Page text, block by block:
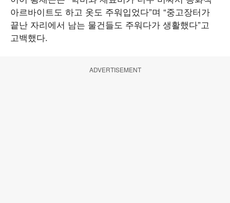
아르바이트도 하고 옷도 주워입었다”며 “중고장터가
끝난 자리에서 남는 물건들도 주워다가 생활했다”고
고백했다.
ADVERTISEMENT